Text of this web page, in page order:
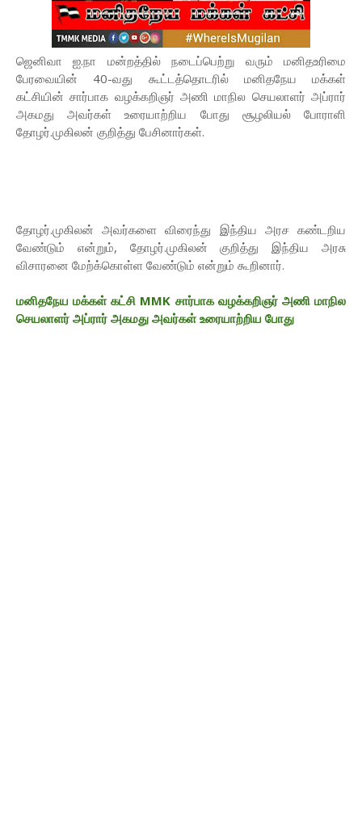
ஜெனிவா ஐ.நா மன்றத்தில் நடைப்பெற்று வரும் மனிதஉரிமை
பேரவையின் 40-வது கூட்டத்தொடரில் மனிதநேய மக்கள்
கட்சியின் சார்பாக வழக்கறிஞர் அணி மாநில செயலாளர் அப்ரார்
அகமது அவர்கள் உரையாற்றிய போது சூழலியல் போராளி
தோழர்.முகிலன் குறித்து பேசினார்கள்.
தோழர்.முகிலன் அவர்களை விரைந்து இந்திய அரச கண்டறிய
வேண்டும் என்றும், தோழர்.முகிலன் குறித்து இந்திய அரசு
விசாரனை மேற்க்கொள்ள வேண்டும் என்றும் கூறினார்.
மனிதநேய மக்கள் கட்சி MMK சார்பாக வழக்கறிஞர் அணி மாநில
செயலாளர் அப்ரார் அகமது அவர்கள் உரையாற்றிய போது